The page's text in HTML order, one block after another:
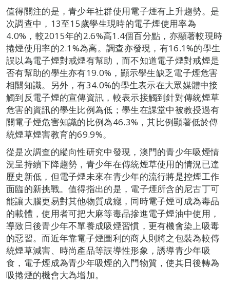
值得關注的是，青少年社群使用電子煙有上升趨勢。是
次調查中，13至15歲學生現時的電子煙使用率為
4.0%，較2015年的2.6%高1.4個百分點，亦顯著較現時
捲煙使用率的2.1%為高。調查亦發現，有16.1%的學生
誤以為電子煙對戒煙有幫助，而不知道電子煙對戒煙是
否有幫助的學生亦有19.0%，顯示學生缺乏電子煙危害
相關知識。另外，有34.0%的學生表示在大眾媒體中接
觸到反電子煙的宣傳資訊，較表示接觸到針對傳統煙草
危害的資訊的學生比例為低；學生在課堂中被教授過有
關電子煙危害知識的比例為46.3%，其比例顯著低於傳
統煙草煙害教育的69.9%。
從是次調查的縱向性研究中發現，澳門的青少年吸煙情
況呈持續下降趨勢，青少年在傳統煙草使用的情況已達
歷史新低，但電子煙未來在青少年的流行將是控煙工作
面臨的新挑戰。值得指出的是，電子煙所含的尼古丁可
能讓大腦更易對其他物質成癮，同時電子煙可成為毒品
的載體，使用者可把大麻等毒品摻進電子煙油中使用，
導致日後青少年不單養成吸煙習慣，更有機會染上吸毒
的惡習。而近年靠電子煙圖利的商人則將之包裝為較傳
統煙草減害、時尚產品等誤導性形象，誘導青少年吸
食，電子煙成為青少年吸煙的入門物質，使其日後轉為
吸捲煙的機會大為增加。